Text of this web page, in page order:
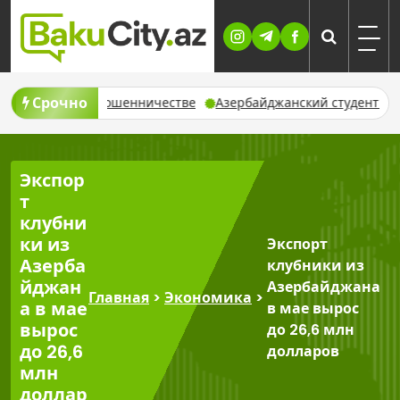
Skip
content
Срочно
в мошенничестве Азербайджанский студент умер после
Экспор
т
клубни
ки из
Азерба
йджан
а в мае
вырос
до 26,6
млн
доллар
Главная > Экономика >
Экспорт
клубники из
Азербайджана
в мае вырос
до 26,6 млн
долларов